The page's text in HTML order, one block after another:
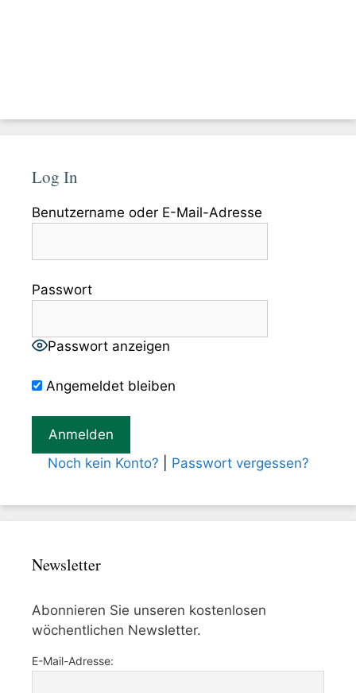
Log In
Benutzername oder E-Mail-Adresse
Passwort
Passwort anzeigen
Angemeldet bleiben
Noch kein Konto? Passwort vergessen?
Newsletter
Abonnieren Sie unseren kostenlosen
wöchentlichen Newsletter.
E-Mail-Adresse: